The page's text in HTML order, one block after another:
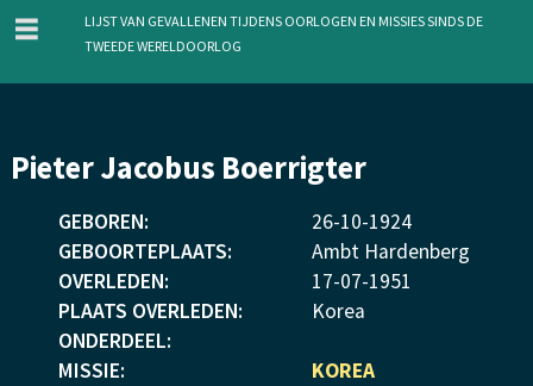
en
inhoud
menu
Lijst van gevallenen tijdens oorlogen en missies sinds de
Tweede Wereldoorlog
Pieter Jacobus Boerrigter
GEBOREN: 26-10-1924
GEBOORTEPLAATS:
Ambt Hardenberg
OVERLEDEN:
17-07-1951
PLAATS OVERLEDEN:
Korea
ONDERDEEL:
MISSIE:
KOREA